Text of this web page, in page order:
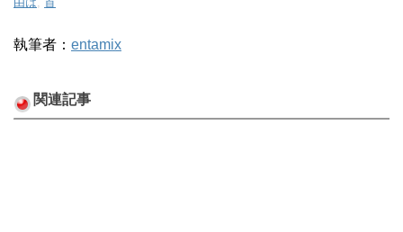
執筆者： entamix
関連記事